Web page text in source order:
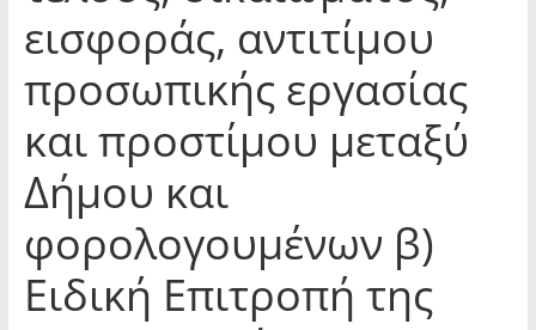
εισφοράς, αντιτίμου
προσωπικής εργασίας
και προστίμου μεταξύ
Δήμου και
φορολογουμένων β)
Ειδική Επιτροπή της